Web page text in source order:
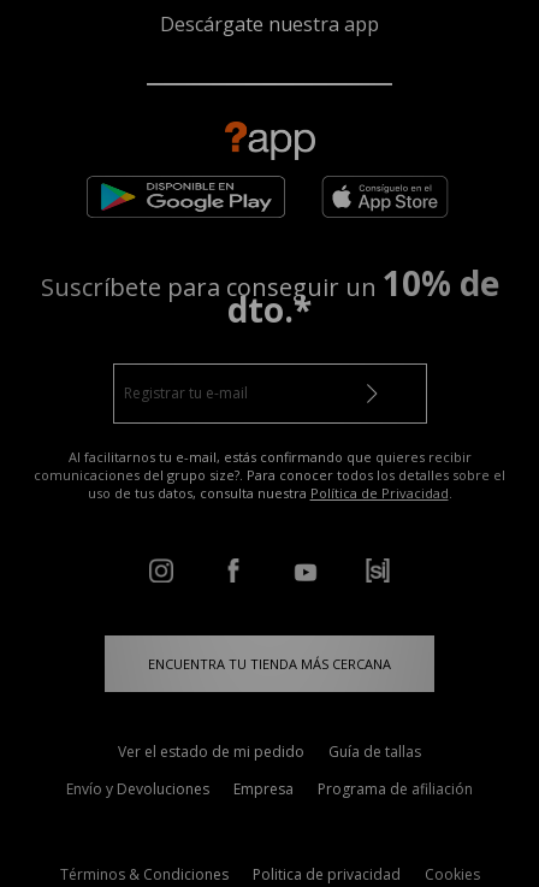
Descárgate nuestra app
Suscríbete para conseguir un 10% de
dto.*
Al facilitarnos tu e-mail, estás confirmando que quieres recibir
comunicaciones del grupo size?. Para conocer todos los detalles sobre el
uso de tus datos, consulta nuestra Política de Privacidad
ENCUENTRA TU TIENDA MÁS CERCANA
Ver el estado de mi pedido
Guía de tallas
Envío y Devoluciones
Empresa Programa de afiliación
Términos & Condiciones Politica de privacidad Cookies